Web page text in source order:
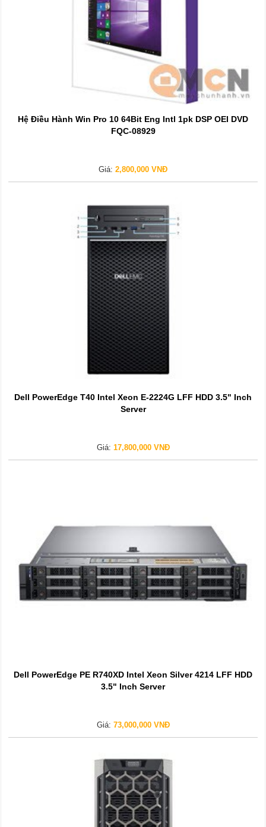
Hệ Điều Hành Win Pro 10 64Bit Eng Intl 1pk DSP OEI DVD
FQC-08929
Giá: 2,800,000 VNĐ
Dell PowerEdge T40 Intel Xeon E-2224G LFF HDD 3.5" Inch
Server
Giá: 17,800,000 VNĐ
Dell PowerEdge PE R740XD Intel Xeon Silver 4214 LFF HDD
3.5" Inch Server
Giá: 73,000,000 VNĐ